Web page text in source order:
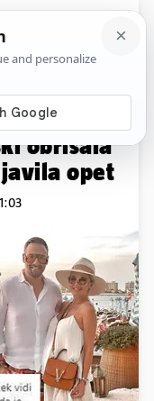
Komentari
obrisala
opet